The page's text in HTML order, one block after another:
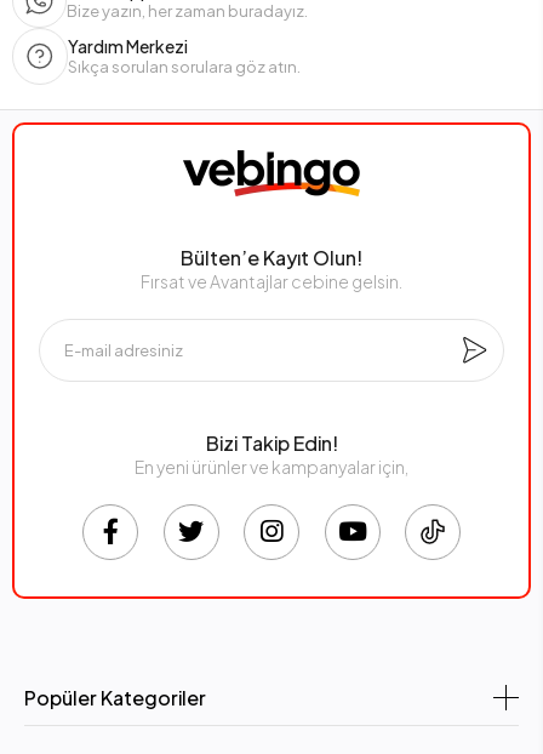
Bize yazın, her zaman buradayız.
Yardım Merkezi
Sıkça sorulan sorulara göz atın.
Bülten’e Kayıt Olun!
Fırsat ve Avantajlar cebine gelsin.
Bizi Takip Edin!
En yeni ürünler ve kampanyalar için,
Popüler Kategoriler